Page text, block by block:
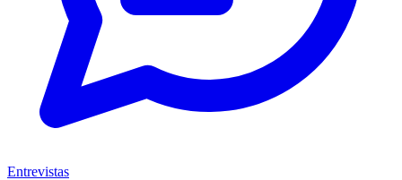
Entrevistas